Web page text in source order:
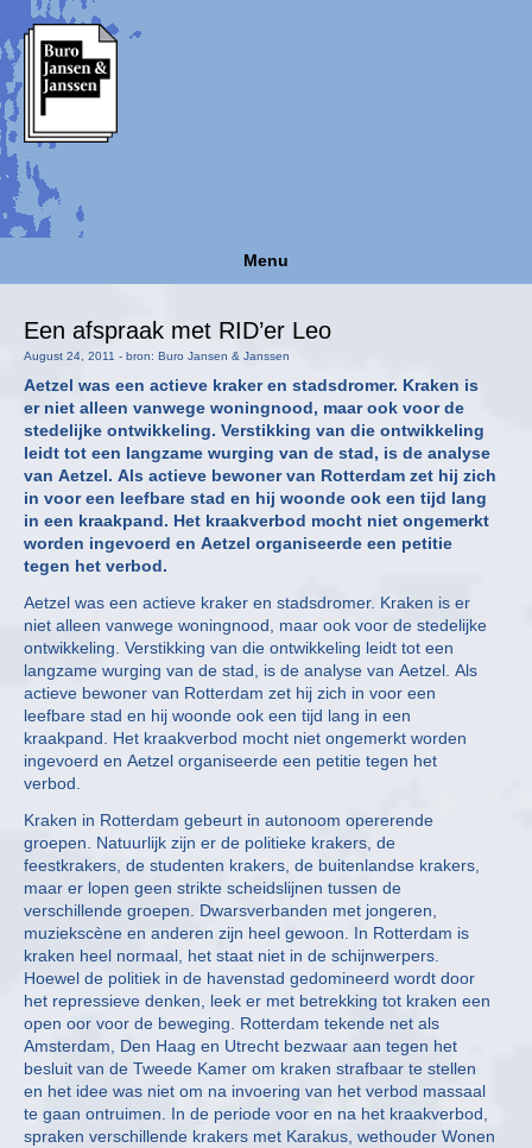
Menu
Een afspraak met RID’er Leo
August 24, 2011 - bron: Buro Jansen & Janssen
Aetzel was een actieve kraker en stadsdromer. Kraken is
er niet alleen vanwege woningnood, maar ook voor de
stedelijke ontwikkeling. Verstikking van die ontwikkeling
leidt tot een langzame wurging van de stad, is de analyse
van Aetzel. Als actieve bewoner van Rotterdam zet hij zich
in voor een leefbare stad en hij woonde ook een tijd lang
in een kraakpand. Het kraakverbod mocht niet ongemerkt
worden ingevoerd en Aetzel organiseerde een petitie
tegen het verbod.
Aetzel was een actieve kraker en stadsdromer. Kraken is er
niet alleen vanwege woningnood, maar ook voor de stedelijke
ontwikkeling. Verstikking van die ontwikkeling leidt tot een
langzame wurging van de stad, is de analyse van Aetzel. Als
actieve bewoner van Rotterdam zet hij zich in voor een
leefbare stad en hij woonde ook een tijd lang in een
kraakpand. Het kraakverbod mocht niet ongemerkt worden
ingevoerd en Aetzel organiseerde een petitie tegen het
verbod.
Kraken in Rotterdam gebeurt in autonoom opererende
groepen. Natuurlijk zijn er de politieke krakers, de
feestkrakers, de studenten krakers, de buitenlandse krakers,
maar er lopen geen strikte scheidslijnen tussen de
verschillende groepen. Dwarsverbanden met jongeren,
muziekscène en anderen zijn heel gewoon. In Rotterdam is
kraken heel normaal, het staat niet in de schijnwerpers.
Hoewel de politiek in de havenstad gedomineerd wordt door
het repressieve denken, leek er met betrekking tot kraken een
open oor voor de beweging. Rotterdam tekende net als
Amsterdam, Den Haag en Utrecht bezwaar aan tegen het
besluit van de Tweede Kamer om kraken strafbaar te stellen
en het idee was niet om na invoering van het verbod massaal
te gaan ontruimen. In de periode voor en na het kraakverbod,
spraken verschillende krakers met Karakus, wethouder Wonen